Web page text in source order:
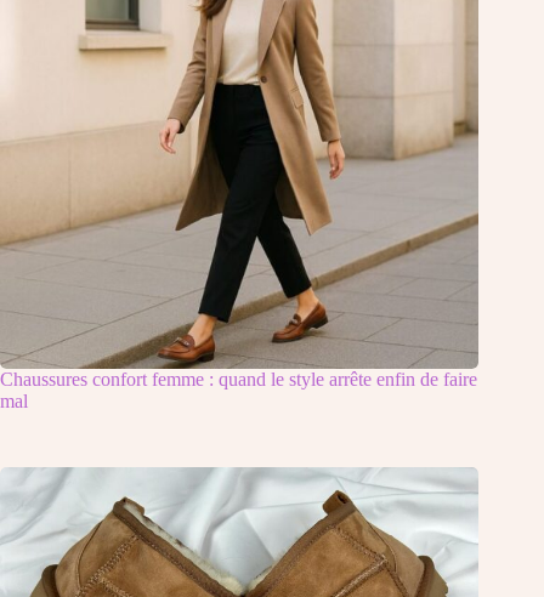
Chaussures confort femme : quand le style arrête enfin de faire
mal